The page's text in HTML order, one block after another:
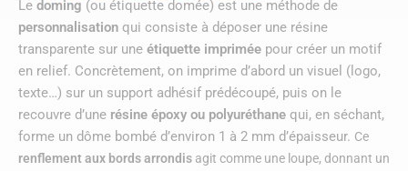
Le doming (ou étiquette domée) est une méthode de
personnalisation qui consiste à déposer une résine
transparente sur une étiquette imprimée pour créer un motif
en relief. Concrètement, on imprime d’abord un visuel (logo,
texte…) sur un support adhésif prédécoupé, puis on le
recouvre d’une résine époxy ou polyuréthane qui, en séchant,
forme un dôme bombé d’environ 1 à 2 mm d’épaisseur. Ce
renflement aux bords arrondis agit comme une loupe, donnant un